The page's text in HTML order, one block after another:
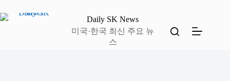
문
Daily SK News
미국·한국 최신 주요 뉴
스